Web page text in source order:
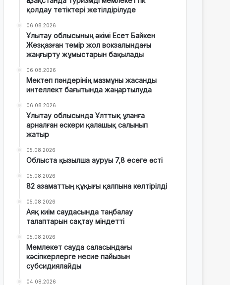
қолдау тетіктері жетілдірілуде
06.08.2026
Ұлытау облысының әкімі Есет Байкен
Жезқазған темір жол вокзалындағы
жаңғырту жұмыстарын бақылады
06.08.2026
Мектеп пәндерінің мазмұны жасанды
интеллект бағытында жаңартылуда
06.08.2026
Ұлытау облысында Ұлттық ұланға
арналған әскери қалашық салынып
жатыр
05.08.2026
Облыста қызылша ауруы 7,8 есеге өсті
05.08.2026
82 азаматтың құқығы қалпына келтірілді
05.08.2026
Аяқ киім саудасында таңбалау
талаптарын сақтау міндетті
05.08.2026
Мемлекет сауда саласындағы
кәсіпкерлерге несие пайызын
субсидиялайды
04.08.2026